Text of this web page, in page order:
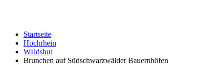
Startseite
Hochrhein
Waldshut
Brunchen auf Südschwarzwälder Bauernhöfen